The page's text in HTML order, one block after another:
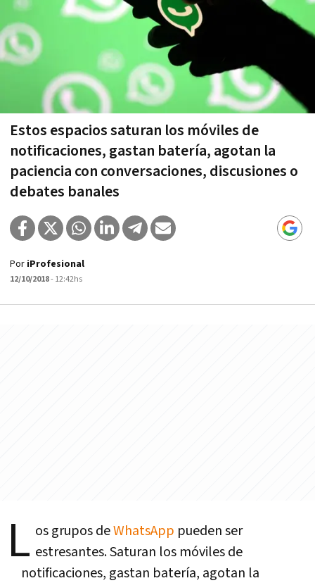
Estos espacios saturan los móviles de
notificaciones, gastan batería, agotan la
paciencia con conversaciones, discusiones o
debates banales
Por iProfesional
12/10/2018- 12:42hs
L os grupos deWhatsApp pueden ser
estresantes. Saturan los móviles de
notificaciones, gastan batería, agotan la